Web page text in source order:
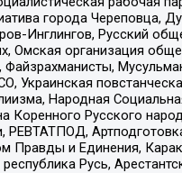
города Череповца,
Инглингов, Русский
Омская организация
Народная
Русского
РЕВТАТПОД,
и Единения,
Русь,